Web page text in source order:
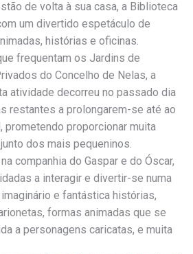
de volta à sua casa, a Biblioteca
um divertido espetáculo de
histórias e oficinas.
frequentam os Jardins de
do Concelho de Nelas, a
atividade decorreu no passado dia
restantes a prolongarem-se até ao
prometendo proporcionar muita
dos mais pequeninos.
companhia do Gaspar e do Óscar,
a interagir e divertir-se numa
e fantástica histórias,
formas animadas que se
a personagens caricatas, e muita